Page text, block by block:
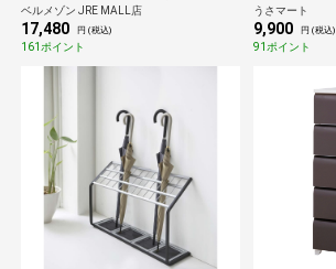
ベルメゾン JRE MALL店
17,480 円 (税込)
161ポイント
うさマート
9,900 円 (税込)
91ポイント